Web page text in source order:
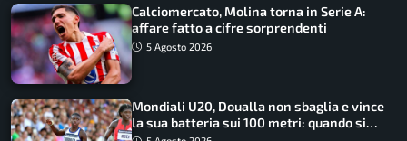
Calciomercato, Molina torna in Serie A:
affare fatto a cifre sorprendenti
5 Agosto 2026
Mondiali U20, Doualla non sbaglia e vince
la sua batteria sui 100 metri: quando si